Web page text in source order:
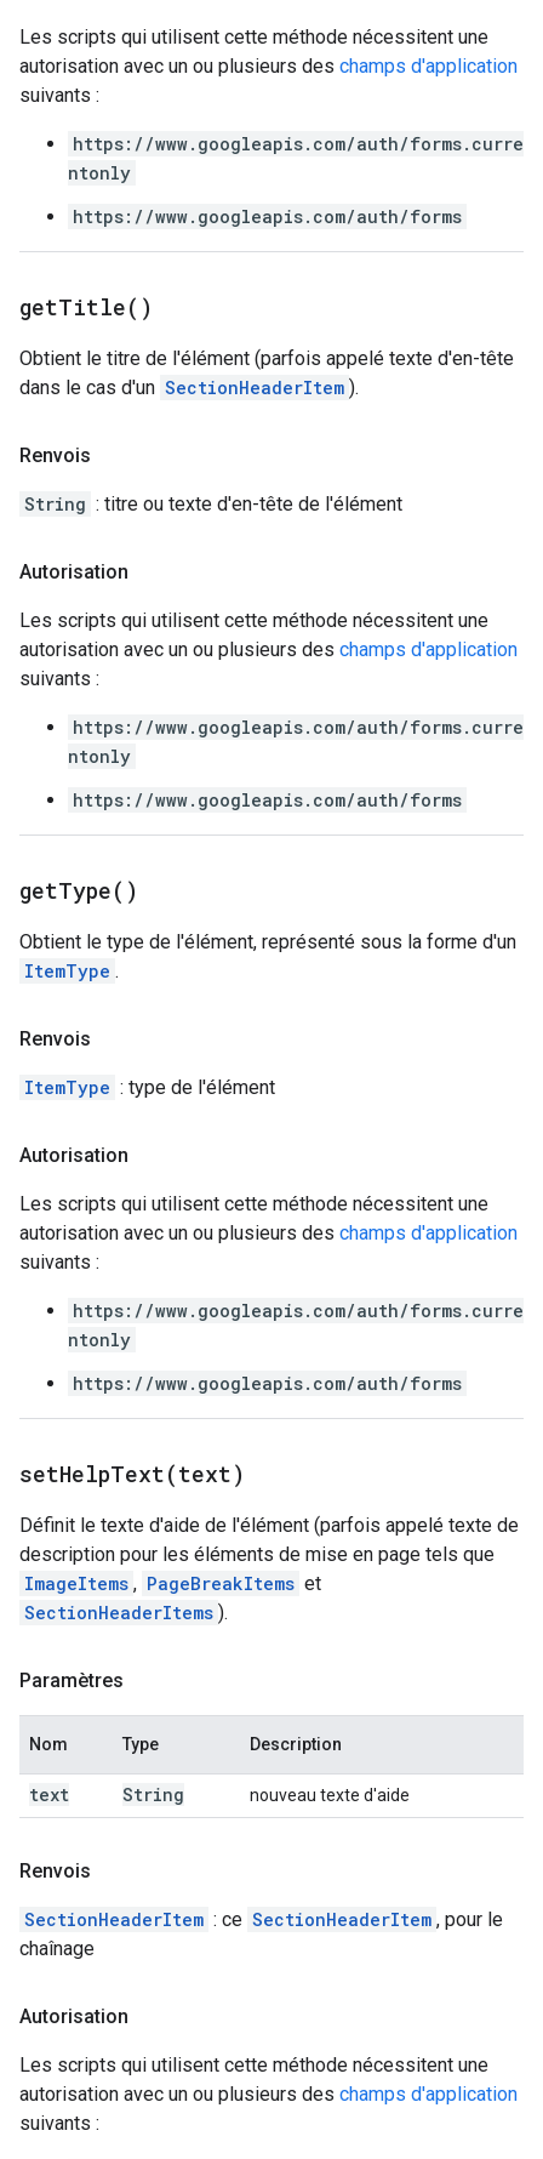
Les scripts qui utilisent cette méthode nécessitent une
autorisation avec un ou plusieurs des champs d'application
suivants :
https://www.googleapis.com/auth/forms.curre
ntonly
https://www.googleapis.com/auth/forms
getTitle( )
Obtient le titre de l'élément (parfois appelé texte d'en-tête
dans le cas d'un SectionHeaderItem ).
Renvois
String : titre ou texte d'en-tête de l'élément
Autorisation
Les scripts qui utilisent cette méthode nécessitent une
autorisation avec un ou plusieurs des champs d'application
suivants :
https://www.googleapis.com/auth/forms.curre
ntonly
https://www.googleapis.com/auth/forms
getType( )
Obtient le type de l'élément, représenté sous la forme d'un
ItemType .
Renvois
ItemType : type de l'élément
Autorisation
Les scripts qui utilisent cette méthode nécessitent une
autorisation avec un ou plusieurs des champs d'application
suivants :
https://www.googleapis.com/auth/forms.curre
ntonly
https://www.googleapis.com/auth/forms
setHelpText(text)
Définit le texte d'aide de l'élément (parfois appelé texte de
description pour les éléments de mise en page tels que
ImageItems , PageBreakItems et
SectionHeaderItems ).
Paramètres
Nom Type Description
text String nouveau texte d'aide
Renvois
SectionHeaderItem : ce SectionHeaderItem , pour le
chaînage
Autorisation
Les scripts qui utilisent cette méthode nécessitent une
autorisation avec un ou plusieurs des champs d'application
suivants :